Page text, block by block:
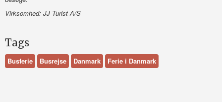
Virksomhed: JJ Turist A/S
Tags
Busferie Busrejse Danmark Ferie i Danmark